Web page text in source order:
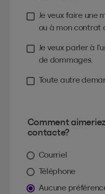
Je veux faire une
ou à mon contrat
Je veux parler à
de dommages.
Toute autre
Comment
contacte?
Courriel
Téléphone
Aucune